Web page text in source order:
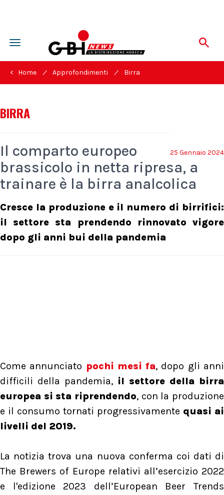
Toggle
navigation
< Home / Approfondimenti / Birra
BIRRA
25 Gennaio 2024
Il comparto europeo
brassicolo in netta ripresa, a
trainare è la birra analcolica
Cresce la produzione e il numero di birrifici:
il settore sta prendendo rinnovato vigore
dopo gli anni bui della pandemia
Come annunciato pochi mesi fa, dopo gli anni
difficili della pandemia, il settore della birra
europea si sta riprendendo, con la produzione
e il consumo tornati progressivamente quasi ai
livelli del 2019.
La notizia trova una nuova conferma coi dati di
The Brewers of Europe relativi all’esercizio 2022
e l'edizione 2023 dell’European Beer Trends